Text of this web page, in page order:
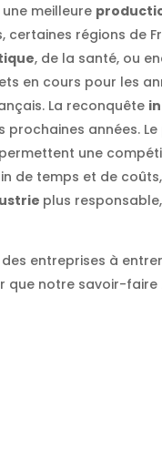
meilleure
régions de
, de la santé, ou
en cours pour les
La reconquête
années.
une
de temps et de
plus
entreprises à
que notre savoir-faire